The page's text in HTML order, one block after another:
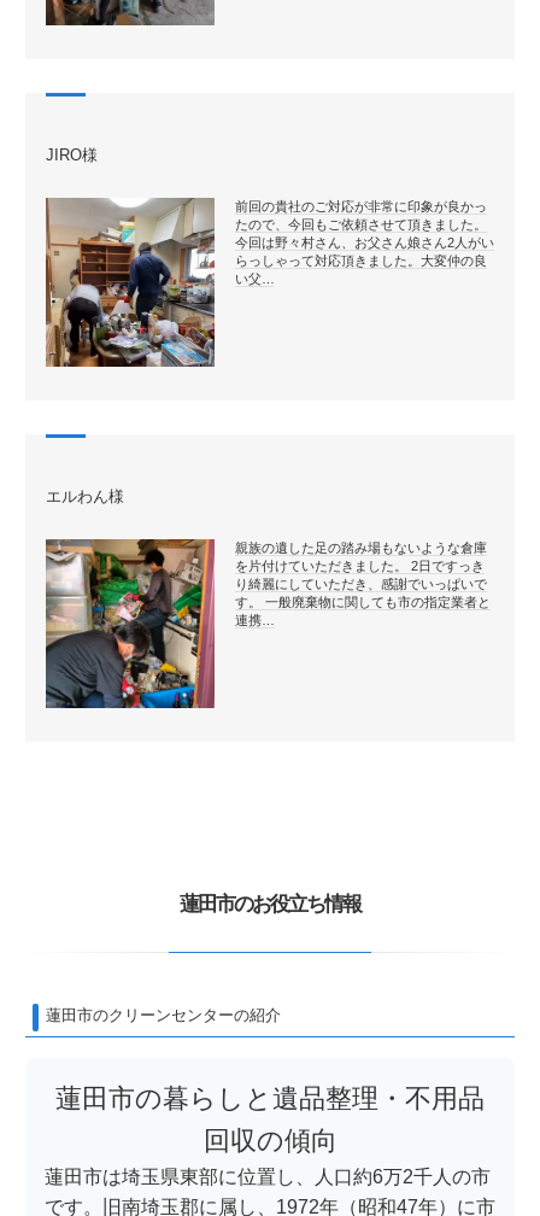
JIRO様
前回の貴社のご対応が非常に印象が良かっ
たので、今回もご依頼させて頂きました。
今回は野々村さん、お父さん娘さん2人がい
らっしゃって対応頂きました。大変仲の良
い父…
エルわん様
親族の遺した足の踏み場もないような倉庫
を片付けていただきました。 2日ですっき
り綺麗にしていただき、感謝でいっぱいで
す。 一般廃棄物に関しても市の指定業者と
連携…
蓮田市のお役立ち情報
蓮田市のクリーンセンターの紹介
蓮田市の暮らしと遺品整理・不用品
回収の傾向
蓮田市は埼玉県東部に位置し、人口約6万2千人の市
です。旧南埼玉郡に属し、1972年（昭和47年）に市